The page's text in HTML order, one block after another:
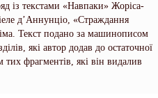
із текстами «Навпаки» Жоріса-
д’Аннунціо, «Страждання
Текст подано за машинописом
які автор додав до остаточної
тих фрагментів, які він видалив